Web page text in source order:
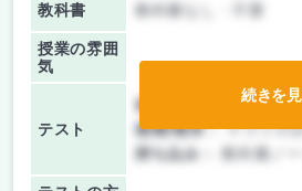
教科書 教科書なし・不要
授業の雰囲
気
テスト
前期/中間：
テストの
後期/期末：テストの
持ち込み：
教科書ノ
続きを見